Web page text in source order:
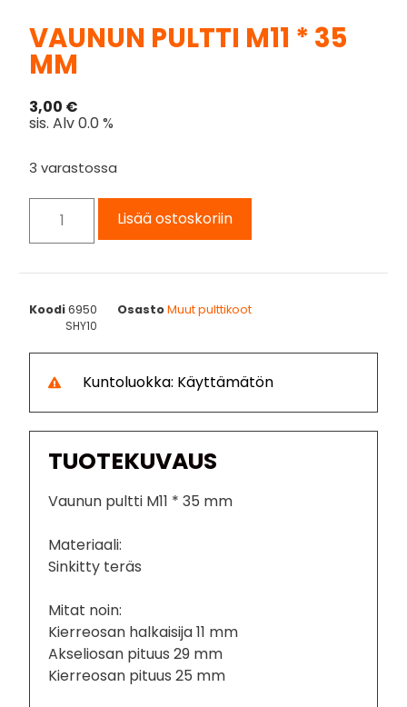
VAUNUN PULTTI M11 * 35
MM
3,00 €
sis. Alv 0.0 %
3 varastossa
Lisää ostoskoriin
Koodi6950 OsastoMuut pulttikoot
SHY10
Kuntoluokka: Käyttämätön
TUOTEKUVAUS
Vaunun pultti M11 * 35 mm
Materiaali:
Sinkitty teräs
Mitat noin:
Kierreosan halkaisija 11 mm
Akseliosan pituus 29 mm
Kierreosan pituus 25 mm